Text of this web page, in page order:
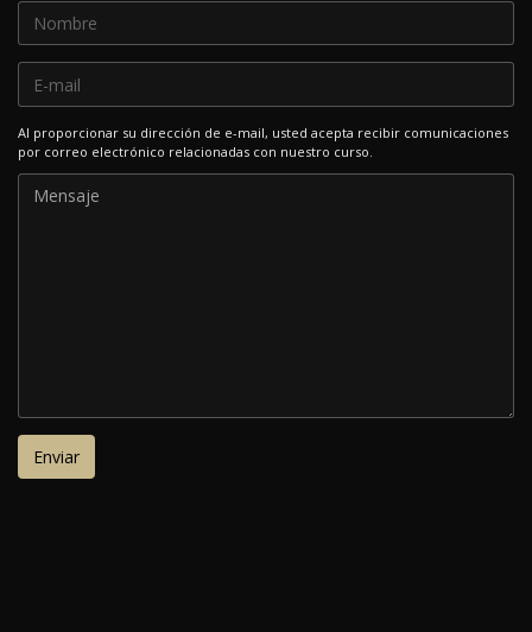
Al proporcionar su dirección de e-mail, usted acepta recibir comunicaciones
por correo electrónico relacionadas con nuestro curso.